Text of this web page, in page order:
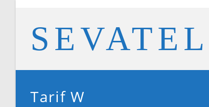
SEVATEL
Tarif W